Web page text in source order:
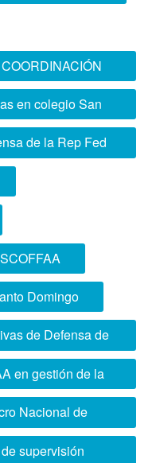
en colegio San
de la Rep Fed
Domingo
de Defensa de
en gestión de la
Nacional de
supervisión